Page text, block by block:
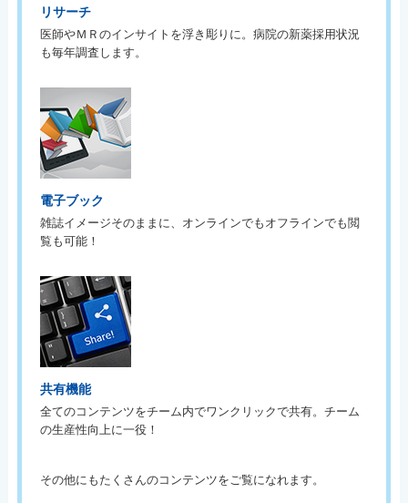
リサーチ
医師やＭＲのインサイトを浮き彫りに。病院の新薬採用状況
も毎年調査します。
電子ブック
雑誌イメージそのままに、オンラインでもオフラインでも閲
覧も可能！
共有機能
全てのコンテンツをチーム内でワンクリックで共有。チーム
の生産性向上に一役！
その他にもたくさんのコンテンツをご覧になれます。